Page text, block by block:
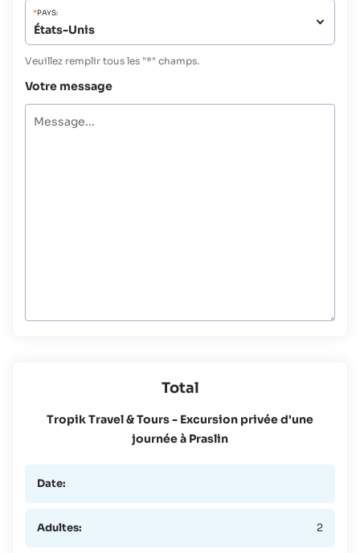
*PAYS:
Veuillez remplir tous les "*" champs.
Votre message
Total
Tropik Travel & Tours - Excursion privée d'une
journée à Praslin
Date:
Adultes: 2